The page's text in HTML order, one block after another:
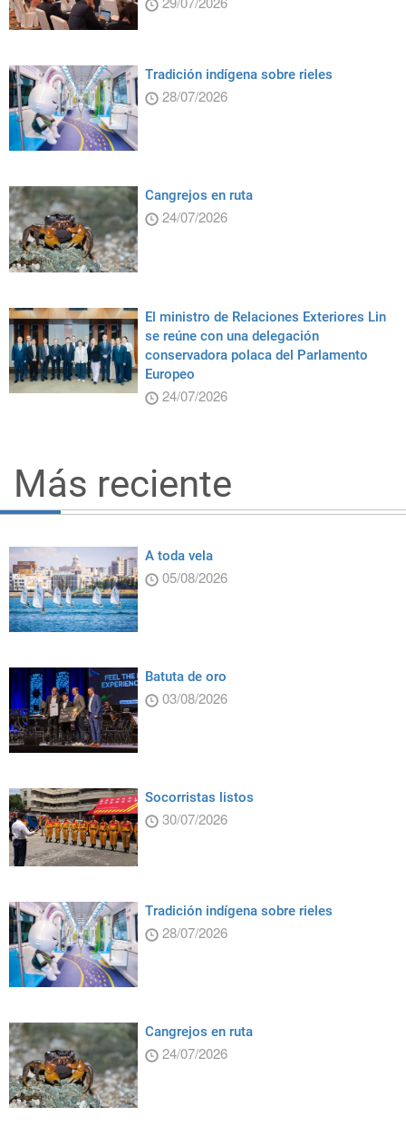
Tradición indígena sobre rieles
28/07/2026
Cangrejos en ruta
24/07/2026
El ministro de Relaciones Exteriores Lin
se reúne con una delegación
conservadora polaca del Parlamento
Europeo
24/07/2026
Más reciente
A toda vela
05/08/2026
Batuta de oro
03/08/2026
Socorristas listos
30/07/2026
Tradición indígena sobre rieles
28/07/2026
Cangrejos en ruta
24/07/2026